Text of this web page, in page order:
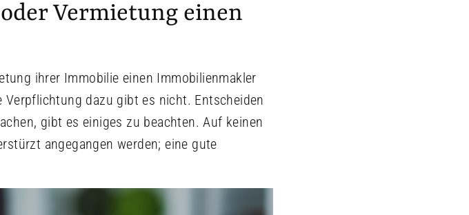
Vermietung einen
ihrer Immobilie einen Immobilienmakler
dazu gibt es nicht. Entscheiden
gibt es einiges zu beachten. Auf keinen
angegangen werden; eine gute